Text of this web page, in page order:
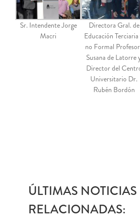
Sr. Intendente Jorge
Macri
Directora Gral. de
Educación
no Formal
Susana de Latorre
Director del
Universitario Dr.
Rubén Bordón
ÚLTIMAS NOTICIAS
RELACIONADAS: